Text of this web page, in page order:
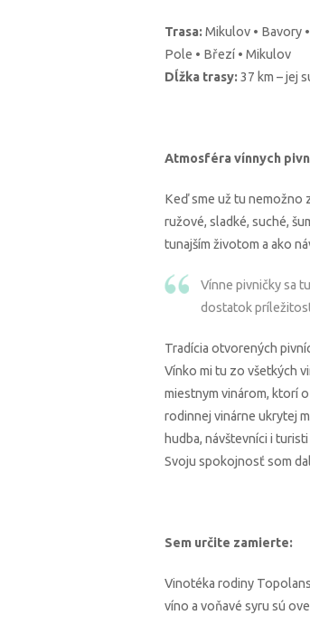
Trasa: Mikulov • Bavory
Pole • Březí • Mikulov
Dĺžka trasy: 37 km – jej
Atmosféra vínnych
Keď sme už tu nemožno
ružové, sladké, suché,
tunajším životom a ako
Vínne pivničky sa
dostatok
Tradícia otvorených
Vínko mi tu zo všetkých
miestnym vinárom, ktorí
rodinnej vinárne ukrytej
hudba, návštevníci i
Svoju spokojnosť som
Sem určite zamierte:
Vinotéka rodiny
víno a voňavé syru sú